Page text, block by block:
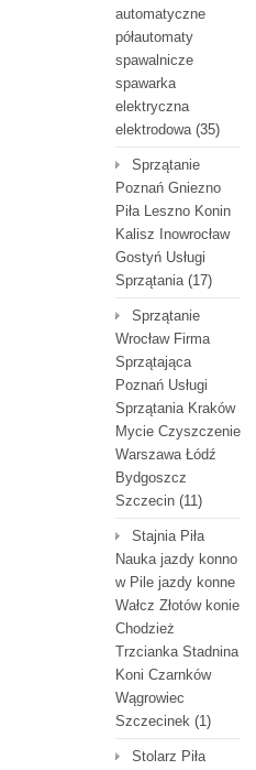
automatyczne
półautomaty
spawalnicze
spawarka
elektryczna
elektrodowa(35)
Sprzątanie
Poznań Gniezno
Piła Leszno Konin
Kalisz Inowrocław
Gostyń Usługi
Sprzątania(17)
Sprzątanie
Wrocław Firma
Sprzątająca
Poznań Usługi
Sprzątania Kraków
Mycie Czyszczenie
Warszawa Łódź
Bydgoszcz
Szczecin (11)
Stajnia Piła
Nauka jazdy konno
w Pile jazdy konne
Wałcz Złotów konie
Chodzież
Trzcianka Stadnina
Koni Czarnków
Wągrowiec
Szczecinek (1)
Stolarz Piła